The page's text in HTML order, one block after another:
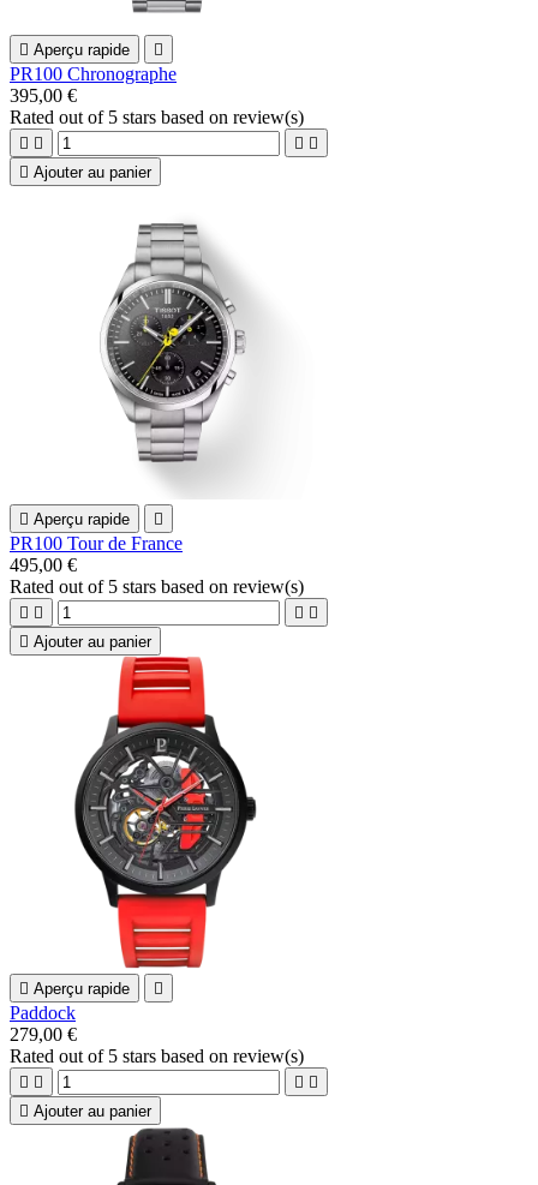
 Aperçu rapide 
PR100 Chronographe
395,00 €
Rated out of 5 stars based on review(s)
   
 Ajouter au panier
 Aperçu rapide 
PR100 Tour de France
495,00 €
Rated out of 5 stars based on review(s)
   
 Ajouter au panier
 Aperçu rapide 
Paddock
279,00 €
Rated out of 5 stars based on review(s)
   
 Ajouter au panier